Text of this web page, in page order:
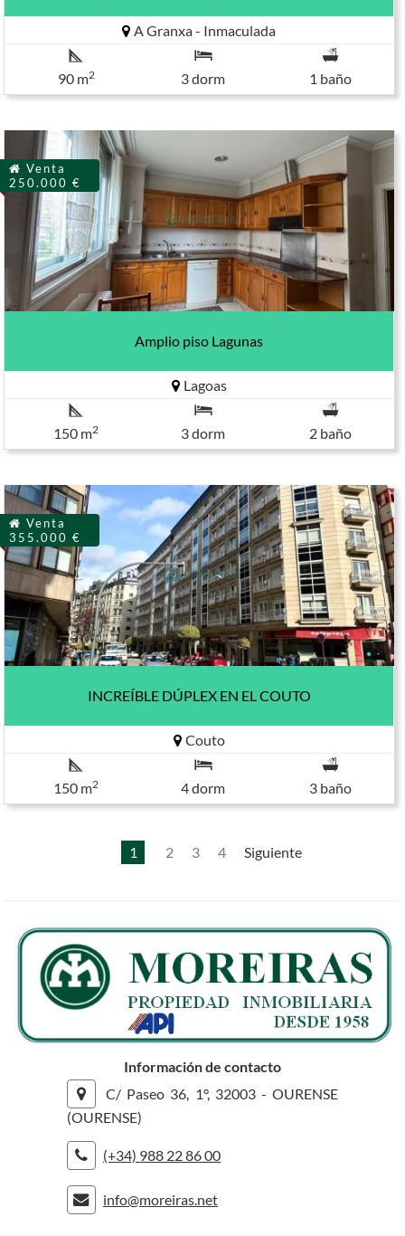
A Granxa - Inmaculada
90 m2 3 dorm 1 baño
Venta
250.000 €
Amplio piso Lagunas
Lagoas
150 m2 3 dorm 2 baño
Venta
355.000 €
INCREÍBLE DÚPLEX EN EL COUTO
Couto
150 m2 4 dorm 3 baño
1 2 3 4 Siguiente
Información de contacto
C/ Paseo 36, 1°, 32003 - OURENSE
(OURENSE)
(+34) 988 22 86 00
info@moreiras.net